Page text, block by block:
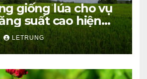
giống lúa cho vụ
suất cao hiện
LETRUNG